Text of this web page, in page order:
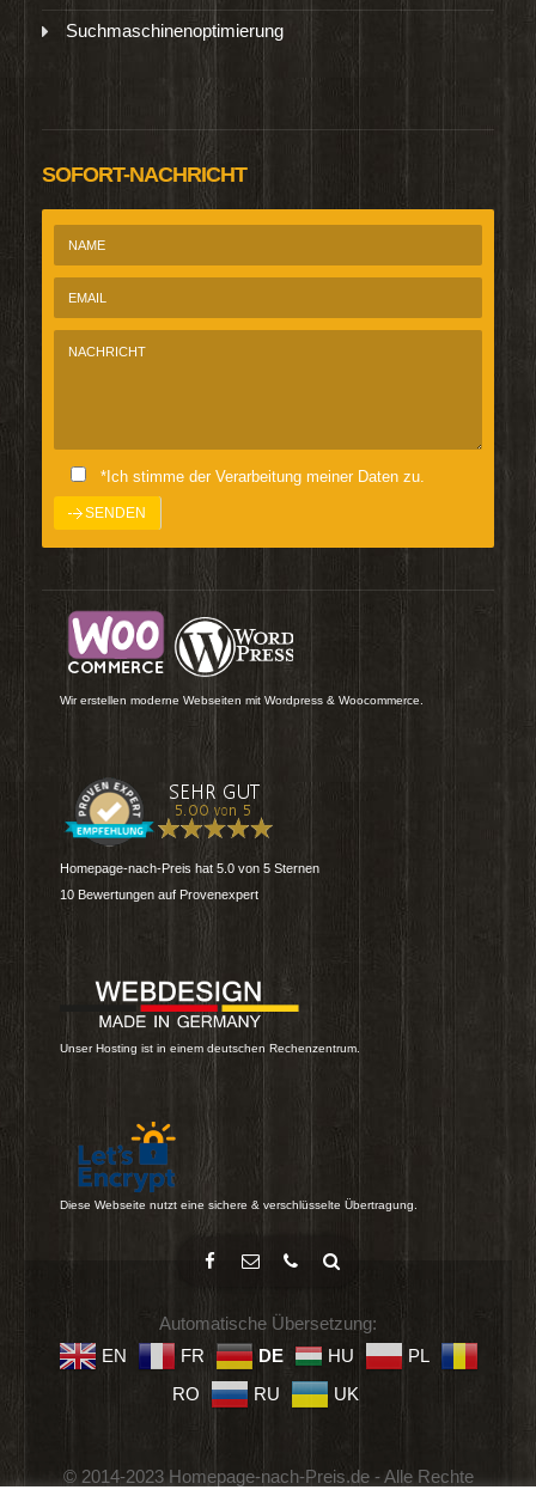
Suchmaschinenoptimierung
SOFORT-NACHRICHT
*Ich stimme der Verarbeitung meiner Daten zu.
Wir erstellen moderne Webseiten mit Wordpress & Woocommerce.
Homepage-nach-Preis hat 5.0 von 5 Sternen
10 Bewertungen auf Provenexpert
Unser Hosting ist in einem deutschen Rechenzentrum.
Diese Webseite nutzt eine sichere & verschlüsselte Übertragung.
Automatische Übersetzung:
EN
FR DE HU
PL
RO
RU UK
© 2014-2023 Homepage-nach-Preis.de - Alle Rechte